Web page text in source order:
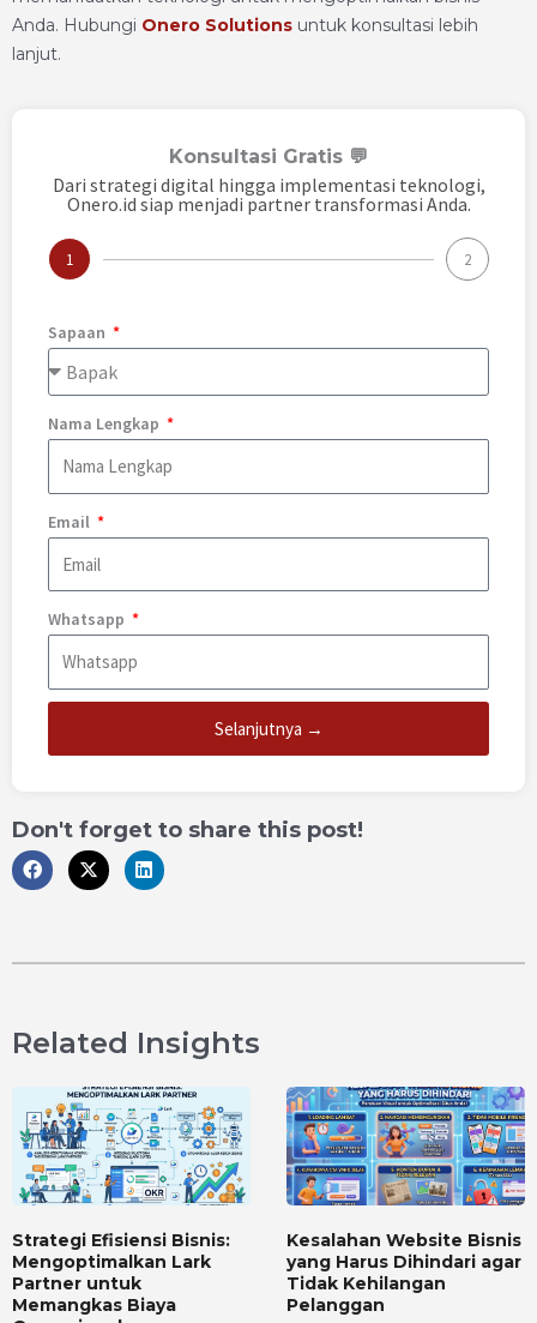
Anda. Hubungi Onero Solutions untuk konsultasi lebih
lanjut.
Konsultasi Gratis 💬
Dari strategi digital hingga implementasi teknologi,
Onero.id siap menjadi partner transformasi Anda.
1 2
Sapaan
Nama Lengkap
Email
Whatsapp
Selanjutnya →
Don't forget to share this post!
Related Insights
Strategi Efisiensi Bisnis:
Mengoptimalkan Lark
Partner untuk
Memangkas Biaya
Kesalahan Website Bisnis
yang Harus Dihindari agar
Tidak Kehilangan
Pelanggan